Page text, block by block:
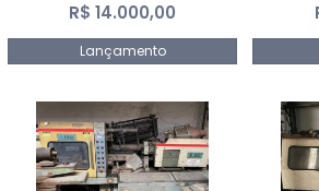
R$ 14.000,00
Lançamento